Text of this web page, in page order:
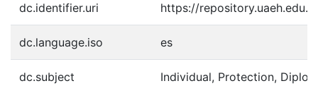
dc.identifier.uri https://
dc.language.iso es
dc.subject Individual, Protection,